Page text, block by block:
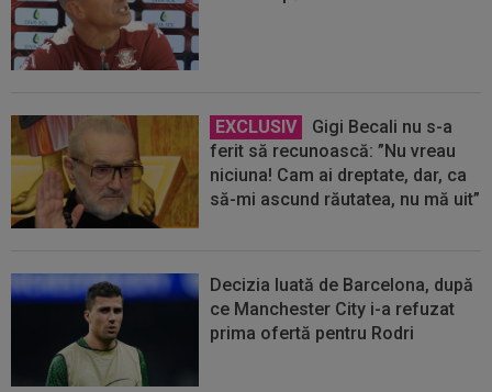
EXCLUSIV
Gigi Becali nu s-a
ferit să recunoască: ”Nu vreau
niciuna! Cam ai dreptate, dar, ca
să-mi ascund răutatea, nu mă uit”
Decizia luată de Barcelona, după
ce Manchester City i-a refuzat
prima ofertă pentru Rodri